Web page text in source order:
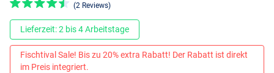
(2 Reviews)
Lieferzeit: 2 bis 4 Arbeitstage
Fischtival Sale! Bis zu 20% extra Rabatt! Der Rabatt ist direkt
im Preis integriert.